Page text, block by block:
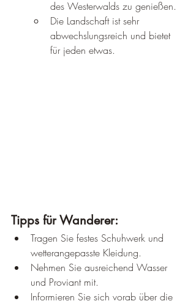
des Westerwalds zu genießen.
Die Landschaft ist sehr
abwechslungsreich und bietet
für jeden etwas.
Tipps für Wanderer:
Tragen Sie festes Schuhwerk und
wetterangepasste Kleidung.
Nehmen Sie ausreichend Wasser
und Proviant mit.
Informieren Sie sich vorab über die